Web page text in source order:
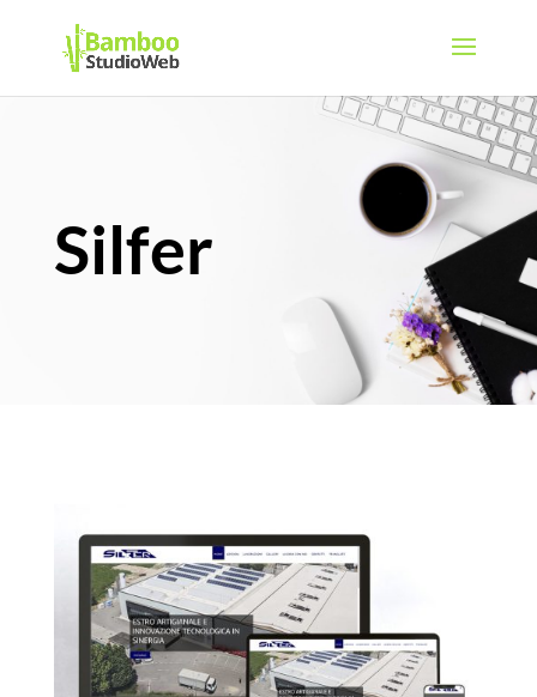
Silfer